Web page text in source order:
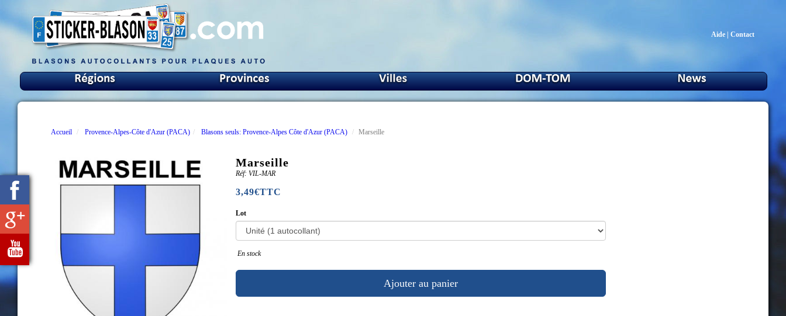
Aide Contact
Accueil Provence-Alpes-Côte d'Azur (PACA) Blasons seuls: Provence-Alpes Côte d'Azur (PACA) Marseille
Marseille
Réf: VIL-MAR
3,49€TTC
Lot
En stock
Ajouter au panier